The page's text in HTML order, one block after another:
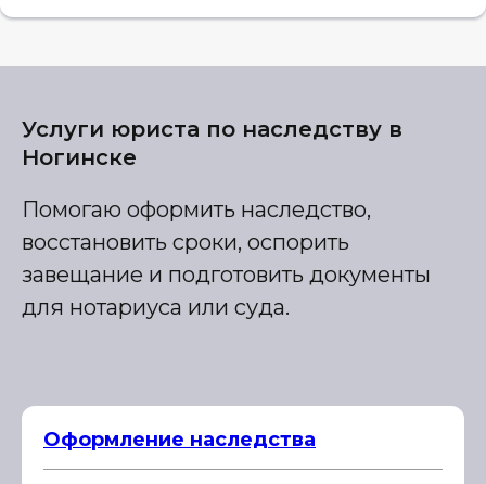
Услуги юриста по наследству в
Ногинске
Помогаю оформить наследство,
восстановить сроки, оспорить
завещание и подготовить документы
для нотариуса или суда.
Оформление наследства